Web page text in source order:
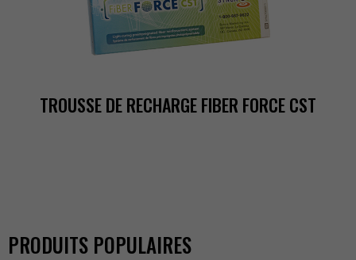
TROUSSEDERECHARGEFIBERFORCECST
PRODUITSPOPULAIRES